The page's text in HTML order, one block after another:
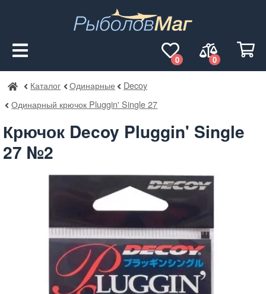
0
0
РыболовМаг
Каталог Одинарные
Decoy
Одинарный крючок Pluggin' Single 27
Крючок Decoy Pluggin' Single
27 №2